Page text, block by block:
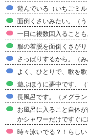
遊んでいる（いちごミル
面倒くさいみたい。（う
一日に複数回入ることも
服の着脱を面倒くさが
さっぱりするから。（み
よく、ひとりで、歌を
遊ぶほうに夢中です、（
長風呂です。（メグラン
お風呂に入ること自体
かシャワーだけですぐ
時々泳いでる？！らしい